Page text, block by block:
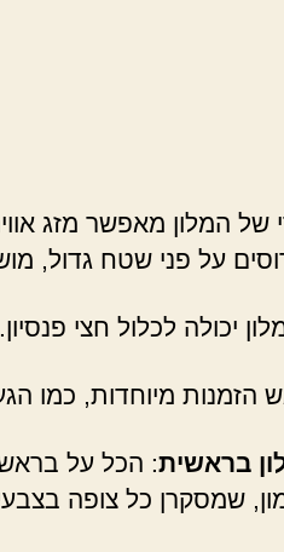
של המלון מאפשר מזג
על פני שטח גדול,
יכולה לכלול חצי פנסיון.
הזמנות מיוחדות, כמו
בראשית
שמסקרן כל צופה